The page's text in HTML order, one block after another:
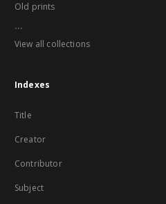
Old prints
...
View all collections
Indexes
Title
Creator
Contributor
Subject